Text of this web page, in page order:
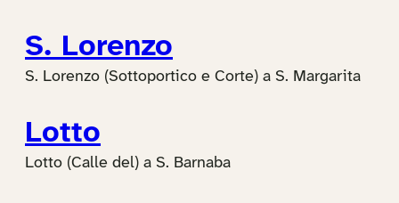
S. Lorenzo
S. Lorenzo (Sottoportico e Corte) a S. Margarita
Lotto
Lotto (Calle del) a S. Barnaba